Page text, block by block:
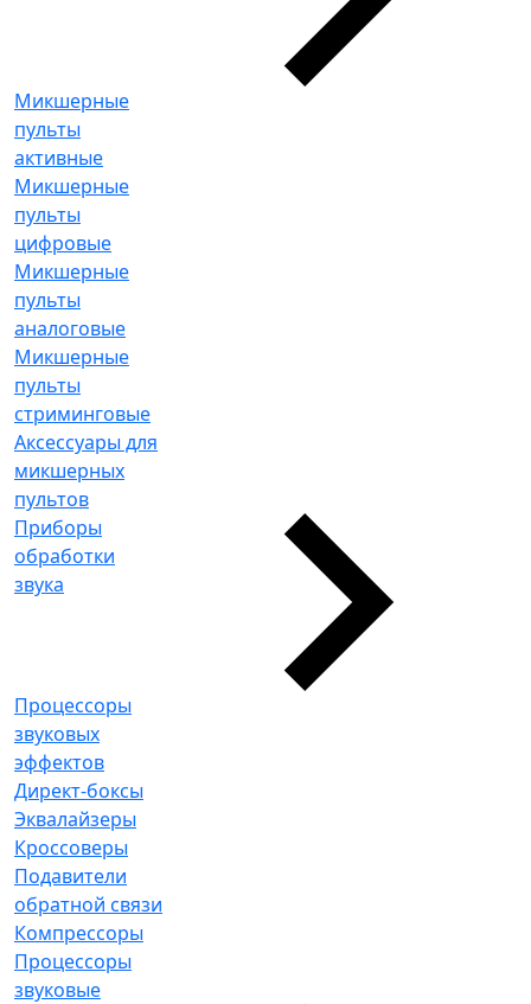
Микшерные
пульты
активные
Микшерные
пульты
цифровые
Микшерные
пульты
аналоговые
Микшерные
пульты
стриминговые
Аксессуары для
микшерных
пультов
Приборы
обработки
звука
Процессоры
звуковых
эффектов
Директ-боксы
Эквалайзеры
Кроссоверы
Подавители
обратной связи
Компрессоры
Процессоры
звуковые